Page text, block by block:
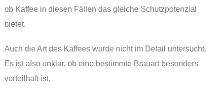
ob Kaffee in diesen Fällen das gleiche Schutzpotenzial
bietet.
Auch die Art des Kaffees wurde nicht im Detail untersucht.
Es ist also unklar, ob eine bestimmte Brauart besonders
vorteilhaft ist.